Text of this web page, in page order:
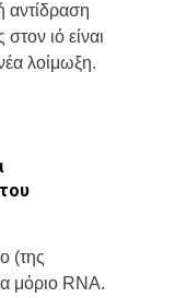
αντίδραση
ιό είναι
λοίμωξη.
(της
μόριο RNA.